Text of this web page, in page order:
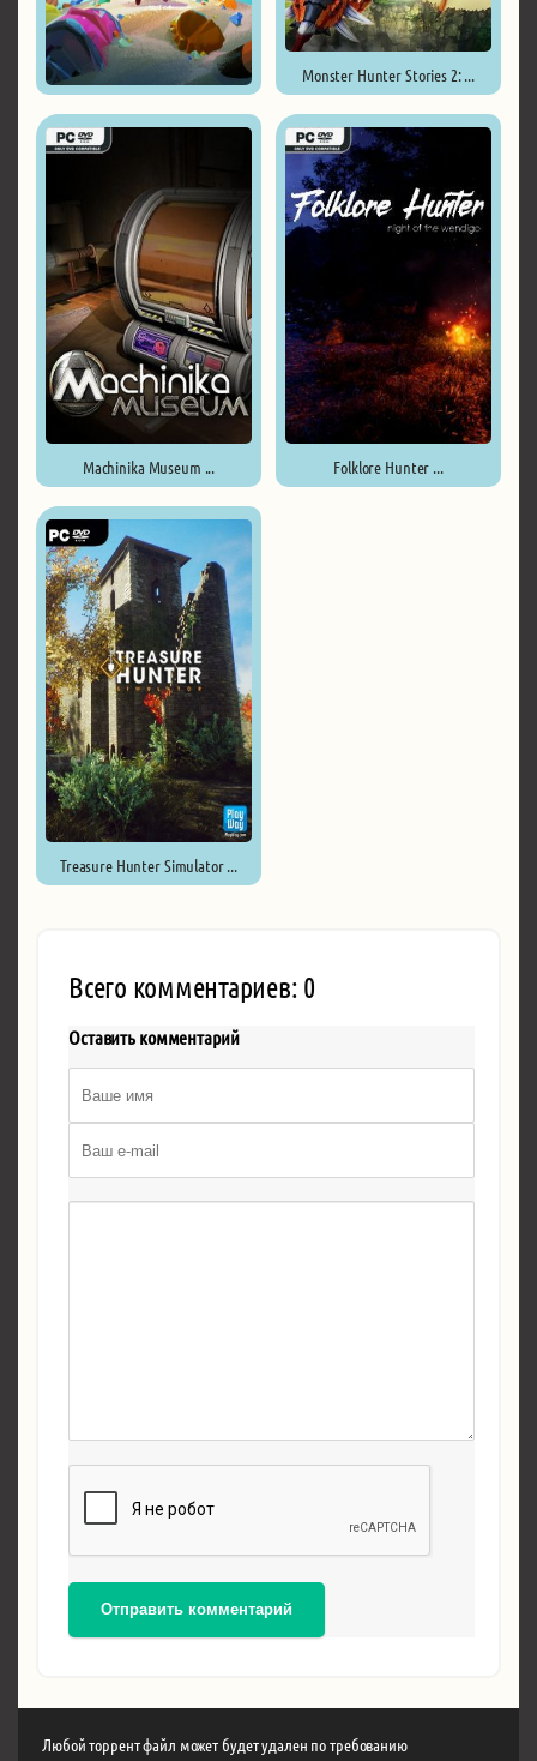
Monster Hunter Stories 2: ...
Machinika Museum ... Folklore Hunter ...
Treasure Hunter Simulator ...
Всего комментариев: 0
Оставить комментарий
Отправить комментарий
Любой торрент файл может будет удален по требованию